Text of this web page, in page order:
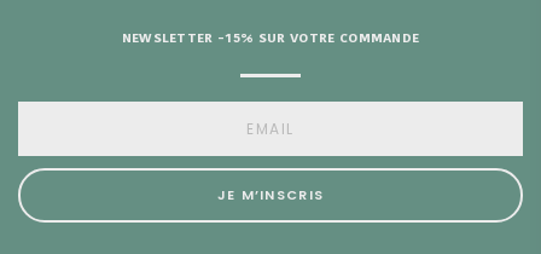
NEWSLETTER -15% SUR VOTRE COMMANDE
JE M’INSCRIS